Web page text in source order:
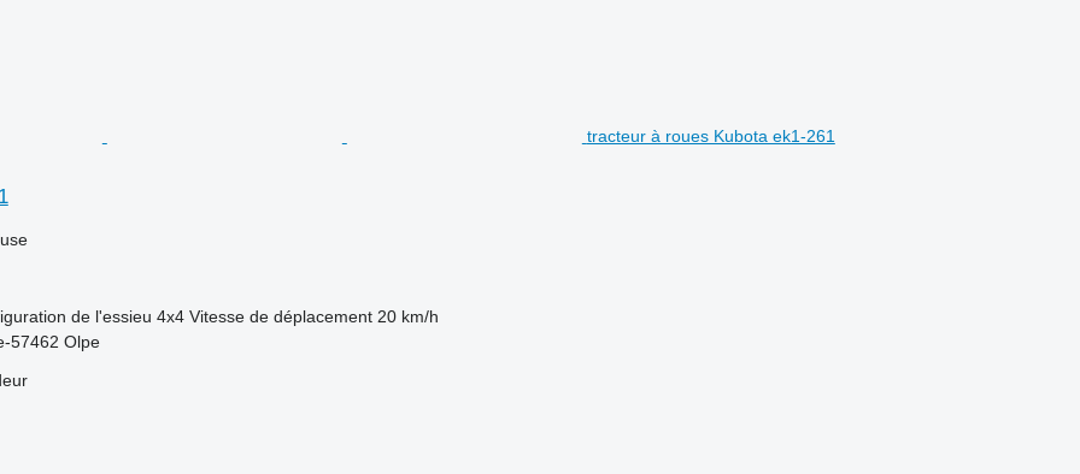
tracteur à roues Kubota ek1-261
de l'essieu 4x4 Vitesse de déplacement 20 km/h
57462 Olpe